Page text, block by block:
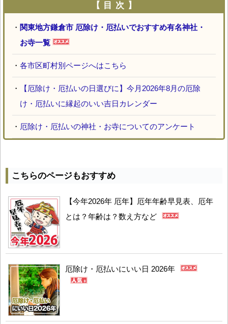
【 目 次 】
・ 関東地方鎌倉市 厄除け・厄払いでおすすめ有名神社・
お寺一覧
・ 各市区町村別ページへはこちら
・
【厄除け・厄払いの日選びに】今月2026年8月の厄除
け・厄払いに縁起のいい吉日カレンダー
・ 厄除け・厄払いの神社・お寺についてのアンケート
こちらのページもおすすめ
【今年2026年 厄年】厄年年齢早見表、厄年
とは？年齢は？数え方など
厄除け・厄払いにいい日 2026年